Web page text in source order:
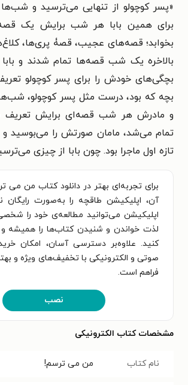
«پسر کوچولو از تنهایی می‌ترسید و
برای همین بابا هر شب برایش یک
بخوابد؛ قصه‌های عجیب، قصۀ پری‌ها،
بالاخره یک شب قصه‌ها تمام شدند و
بچگی‌های خودش را برای پسر کوچولو
بچه که بود، درست مثل پسر کوچولو،
و مادرش هر شب قصه‌ای برایش تعریف
تمام می‌شد، مامان صورتش را می‌بوسید و
تازه اول ماجرا بود. چون بابا از چیزی
برای تجربه‌ای بهتر در دانلود کتاب من می
آن، اپلیکیشن طاقچه را به‌صورت رایگان
اپلیکیشن می‌توانید مطالعه‌ی خود را
لذت خواندن و شنیدن کتاب‌ها را همیشه
کنید. علاوه‌بر دسترسی آسان، امکان
صوتی و الکترونیکی با تخفیف‌های ویژه و
فراهم است.
نصب
مشخصات کتاب الکترونیکی
نام کتاب من می ترسم!